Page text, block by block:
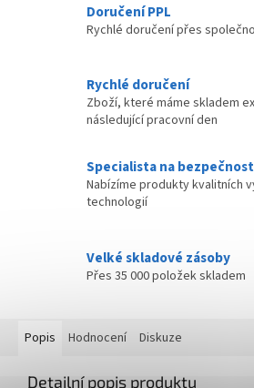
Doručení PPL
Rychlé doručení přes
Rychlé doručení
Zboží, které máme skladem
následující pracovní den
Specialista na
Nabízíme produkty kvalitních
technologií
Velké skladové zásoby
Přes 35 000 položek skladem
Popis Hodnocení Diskuze
Detailní popis produktu